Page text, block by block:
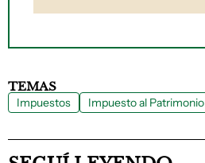
TEMAS
Impuestos Impuesto al Patrimonio